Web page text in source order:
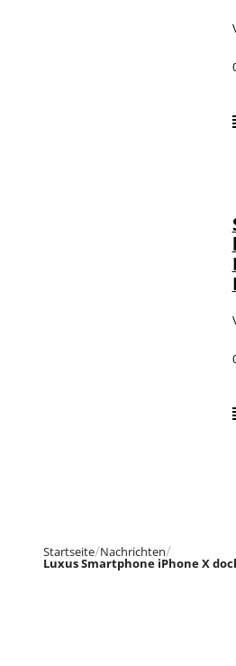
Startseite Nachrichten
Luxus Smartphone iPhone X